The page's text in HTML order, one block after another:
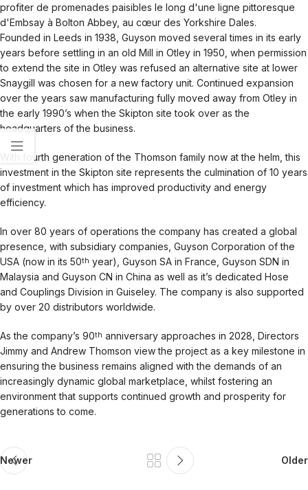
profiter de promenades paisibles le long d'une ligne pittoresque
d'Embsay à Bolton Abbey, au cœur des Yorkshire Dales.
Founded in Leeds in 1938, Guyson moved several times in its early
years before settling in an old Mill in Otley in 1950, when permission
to extend the site in Otley was refused an alternative site at lower
Snaygill was chosen for a new factory unit. Continued expansion
over the years saw manufacturing fully moved away from Otley in
the early 1990’s when the Skipton site took over as the
headquarters of the business.
With fourth generation of the Thomson family now at the helm, this
investment in the Skipton site represents the culmination of 10 years
of investment which has improved productivity and energy
efficiency.
In over 80 years of operations the company has created a global
presence, with subsidiary companies, Guyson Corporation of the
USA (now in its 50th year), Guyson SA in France, Guyson SDN in
Malaysia and Guyson CN in China as well as it’s dedicated Hose
and Couplings Division in Guiseley. The company is also supported
by over 20 distributors worldwide.
As the company’s 90th anniversary approaches in 2028, Directors
Jimmy and Andrew Thomson view the project as a key milestone in
ensuring the business remains aligned with the demands of an
increasingly dynamic global marketplace, whilst fostering an
environment that supports continued growth and prosperity for
generations to come.
Newer Older